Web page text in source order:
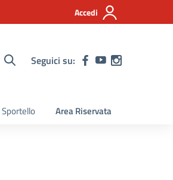
Accedi
Seguici su:
Sportello Area Riservata